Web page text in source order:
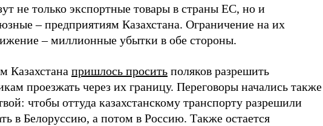
не только экспортные товары в страны ЕС, но и
– предприятиям Казахстана. Ограничение на их
– миллионные убытки в обе стороны.
Казахстана пришлось просить поляков разрешить
проезжать через их границу. Переговоры начались также
чтобы оттуда казахстанскому транспорту разрешили
в Белоруссию, а потом в Россию. Также остается